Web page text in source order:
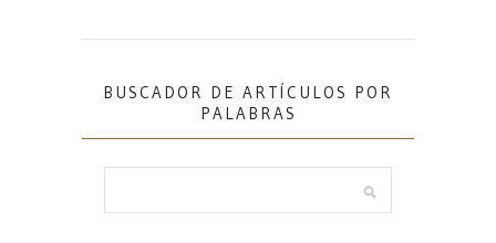
BUSCADOR DE ARTÍCULOS POR
PALABRAS